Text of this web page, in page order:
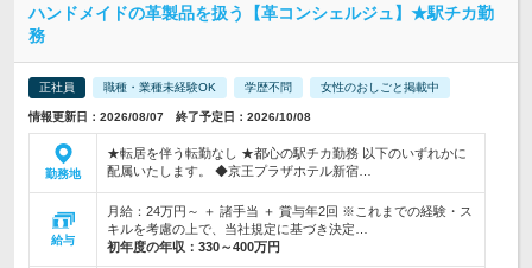
ハンドメイドの革製品を扱う【革コンシェルジュ】★駅チカ勤
務
正社員 職種・業種未経験OK 学歴不問 女性のおしごと掲載中
情報更新日：2026/08/07 終了予定日：2026/10/08
勤務地
★転居を伴う転勤なし ★都心の駅チカ勤務 以下のいずれかに
配属いたします。 ◆京王プラザホテル新宿…
給与
月給：24万円～ ＋ 諸手当 ＋ 賞与年2回 ※これまでの経験・ス
キルを考慮の上で、当社規定に基づき決定…
初年度の年収： 330～400万円